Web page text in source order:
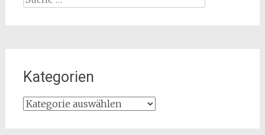
Kategorien
Kategorien